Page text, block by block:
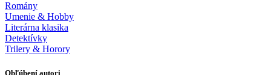
Romány
Umenie & Hobby
Literárna klasika
Detektívky
Trilery & Horory
Obľúbení autori